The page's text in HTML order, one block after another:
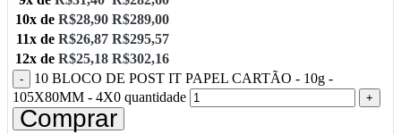
10x de R$28,90 R$289,00
11x de R$26,87 R$295,57
12x de R$25,18 R$302,16
10 BLOCO DE POST IT PAPEL CARTÃO - 10g -
105X80MM - 4X0 quantidade
Comprar